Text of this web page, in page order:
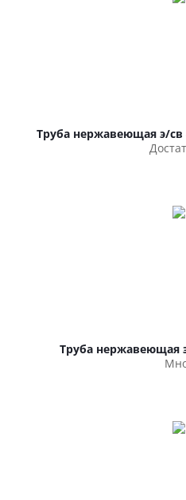
Труба нержавеющая э/св
Труба нержавеющая